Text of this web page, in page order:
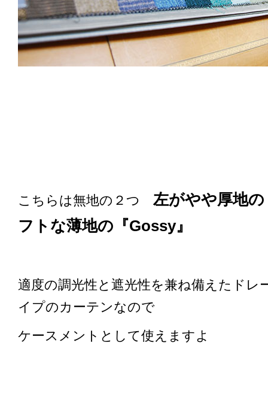
こちらは無地の２つ 左がやや厚地
フトな薄地の『Gossy』
適度の調光性と遮光性を兼ね備えたドレ
イプのカーテンなので
ケースメントとして使えますよ